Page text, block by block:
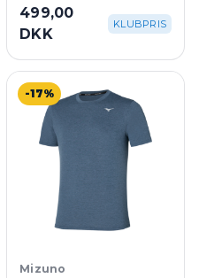
499,00
DKK
KLUBPRIS
-17%
Mizuno